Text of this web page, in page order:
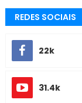
REDES SOCIAIS
22k
31.4k